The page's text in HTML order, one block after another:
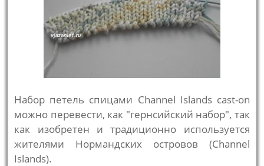
Набор петель спицами Channel Islands cast-on
можно перевести, как "гернсийский набор", так
как изобретен и традиционно используется
жителями Нормандских островов (Channel
Islands).